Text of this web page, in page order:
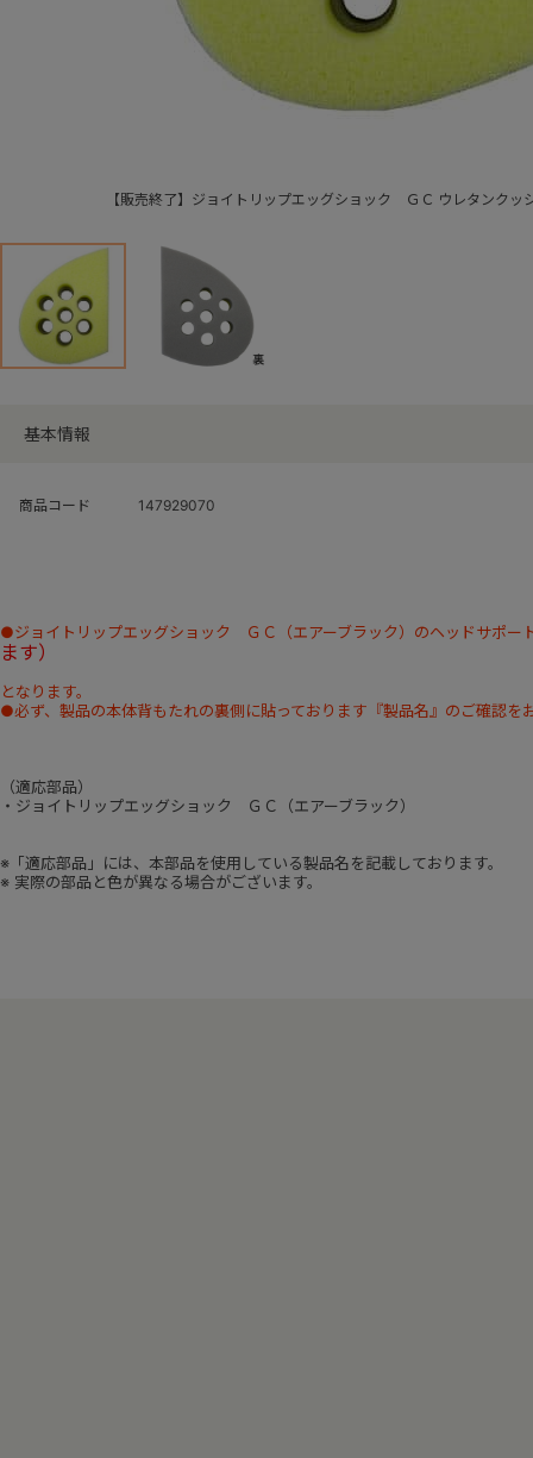
【販売終了】ジョイトリップエッグショック ＧＣ ウレタンクッ
基本情報
商品コード 147929070
●ジョイトリップエッグショック ＧＣ（エアーブラック）のヘッドサポー
ます）
となります。
●必ず、製品の本体背もたれの裏側に貼っております『製品名』のご確認を
（適応部品）
・ジョイトリップエッグショック ＧＣ（エアーブラック）
※「適応部品」には、本部品を使用している製品名を記載しております。
※ 実際の部品と色が異なる場合がございます。